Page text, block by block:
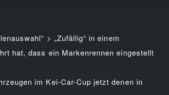
> „Zufällig“ in einem
hat, dass ein Markenrennen eingestellt
im Kei-Car-Cup jetzt denen in